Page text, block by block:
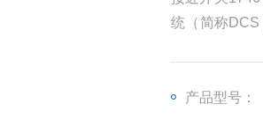
统（简称
产品型号：